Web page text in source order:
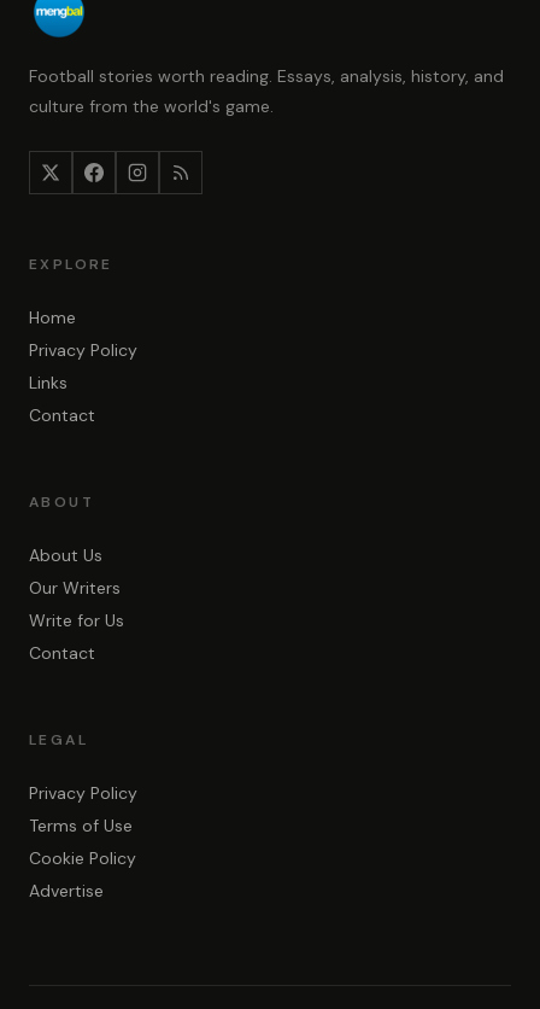
Football stories worth reading. Essays, analysis, history, and
culture from the world's game.
EXPLORE
Home
Privacy Policy
Links
Contact
ABOUT
About Us
Our Writers
Write for Us
Contact
LEGAL
Privacy Policy
Terms of Use
Cookie Policy
Advertise